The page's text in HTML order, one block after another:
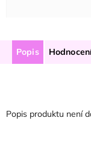
Popis
Popis produktu není